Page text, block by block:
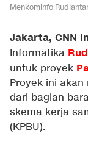
Menkominfo
Jakarta, CNN
Informatika
untuk proyek
Proyek ini
dari bagian
skema kerja
(KPBU).